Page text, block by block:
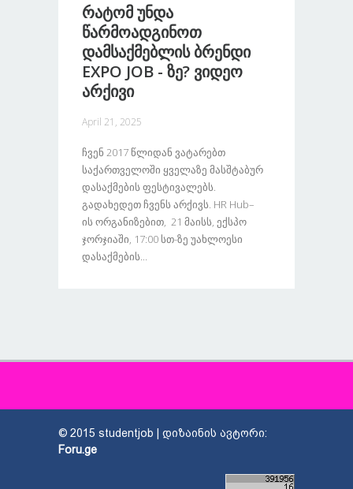
Რატომ Უნდა
Წარმოადგინოთ
Დამსაქმებლის Ბრენდი
EXPO JOB - Ზე? Ვიდეო
Არქივი
April 21, 2025
Ჩვენ 2017 Წლიდან Ვატარებთ
Საქართველოში Ყველაზე Მასშტაბურ
Დასაქმების Ფესტივალებს.
Გადახედეთ Ჩვენს Არქივს. HR Hub–
Ის Ორგანიზებით, 21 Მაისს, Ექსპო
Ჯორჯიაში, 17:00 Სთ-Ზე Უახლოესი
Დასაქმების...
© 2015 studentjob | დიზაინის ავტორი:
Foru.ge